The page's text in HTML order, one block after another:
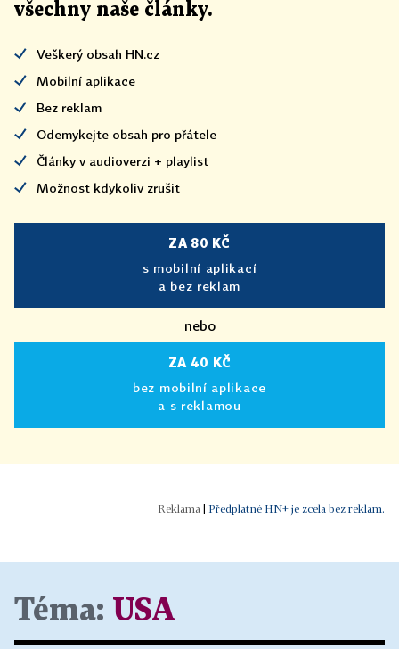
všechny naše články.
Veškerý obsah HN.cz
Mobilní aplikace
Bez reklam
Odemykejte obsah pro přátele
Články v audioverzi + playlist
Možnost kdykoliv zrušit
ZA 80 KČ
s mobilní aplikací
a bez reklam
nebo
ZA 40 KČ
bez mobilní aplikace
a s reklamou
Předplatné HN+ je zcela bez reklam.
Téma: USA